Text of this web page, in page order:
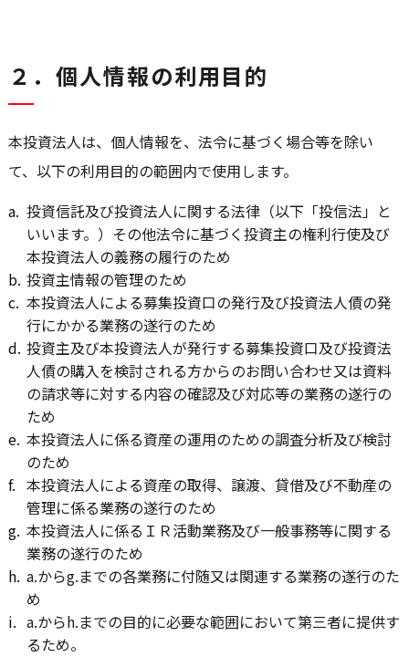
２．個人情報の利用目的
本投資法人は、個人情報を、法令に基づく場合等を除い
て、以下の利用目的の範囲内で使用します。
a. 投資信託及び投資法人に関する法律（以下「投信法」と
いいます。）その他法令に基づく投資主の権利行使及び
本投資法人の義務の履行のため
b. 投資主情報の管理のため
c. 本投資法人による募集投資口の発行及び投資法人債の発
行にかかる業務の遂行のため
d. 投資主及び本投資法人が発行する募集投資口及び投資法
人債の購入を検討される方からのお問い合わせ又は資料
の請求等に対する内容の確認及び対応等の業務の遂行の
ため
e. 本投資法人に係る資産の運用のための調査分析及び検討
のため
f. 本投資法人による資産の取得、譲渡、貸借及び不動産の
管理に係る業務の遂行のため
g. 本投資法人に係るＩＲ活動業務及び一般事務等に関する
業務の遂行のため
h. a.からg.までの各業務に付随又は関連する業務の遂行のた
め
i. a.からh.までの目的に必要な範囲において第三者に提供す
るため。